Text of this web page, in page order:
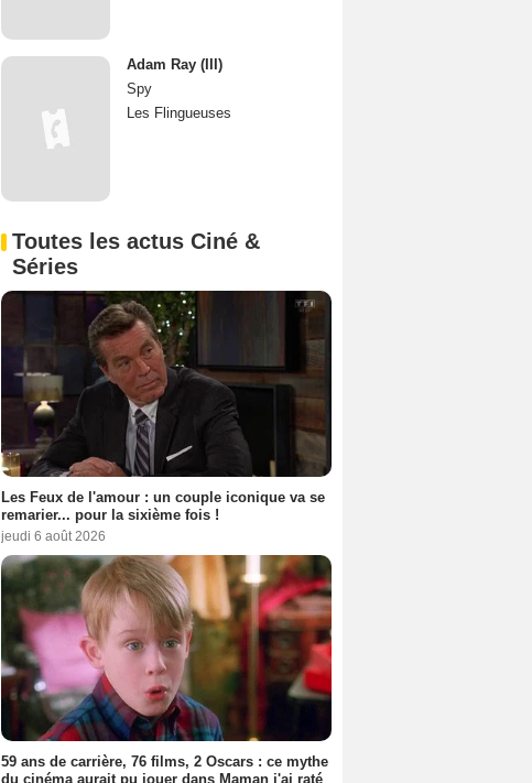
Adam Ray (III)
Spy
Les Flingueuses
Toutes les actus Ciné &
Séries
Les Feux de l'amour : un couple iconique va se
remarier... pour la sixième fois !
jeudi 6 août 2026
59 ans de carrière, 76 films, 2 Oscars : ce mythe
du cinéma aurait pu jouer dans Maman j'ai raté